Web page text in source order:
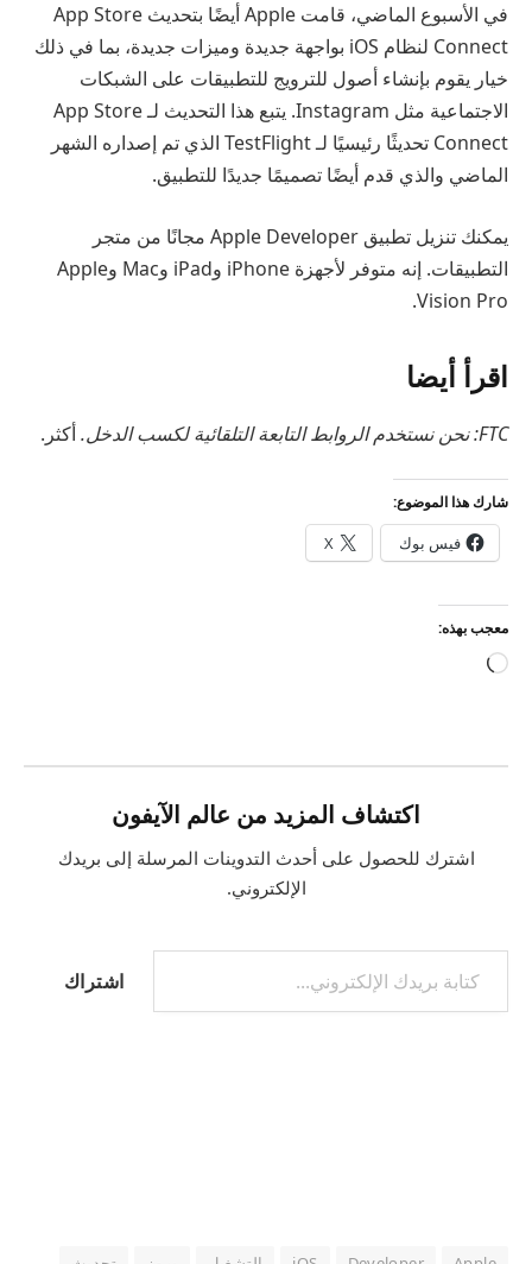
في الأسبوع الماضي، قامت Apple أيضًا بتحديث App Store
Connect لنظام iOS بواجهة جديدة وميزات جديدة، بما في ذلك
خيار يقوم بإنشاء أصول للترويج للتطبيقات على الشبكات
الاجتماعية مثل Instagram. يتبع هذا التحديث لـ App Store
Connect تحديثًا رئيسيًا لـ TestFlight الذي تم إصداره الشهر
الماضي والذي قدم أيضًا تصميمًا جديدًا للتطبيق.
يمكنك تنزيل تطبيق Apple Developer مجانًا من متجر
التطبيقات. إنه متوفر لأجهزة iPhone وiPad وMac وApple
Vision Pro.
اقرأ أيضا
FTC: نحن نستخدم الروابط التابعة التلقائية لكسب الدخل. أكثر.
شارك هذا الموضوع:
فيس بوك X
معجب بهذه:
جاري
اكتشاف المزيد من عالم الآيفون
اشترك للحصول على أحدث التدوينات المرسلة إلى بريدك
الإلكتروني.
كتابة بريدك الإلكتروني...
اشتراك